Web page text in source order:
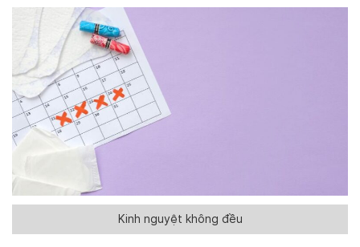
Kinh nguyệt không đều